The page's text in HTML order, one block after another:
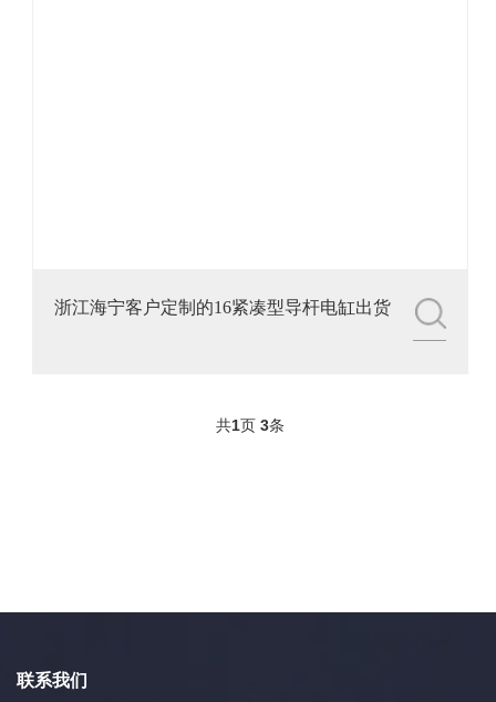
浙江海宁客户定制的16紧凑型导杆电缸出货
共1页 3条
联系我们